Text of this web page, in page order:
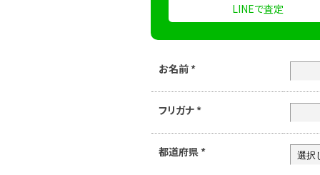
LINEで査定
お名前 *
フリガナ *
都道府県 *